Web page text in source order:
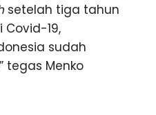
setelah tiga tahun
19,
sudah
tegas Menko